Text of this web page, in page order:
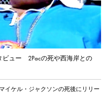
ビュー 2Pacの死や西海岸との
マイケル・ジャクソンの死後にリリー